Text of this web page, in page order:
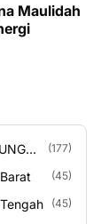
Maulidah
(177)
(45)
(45)